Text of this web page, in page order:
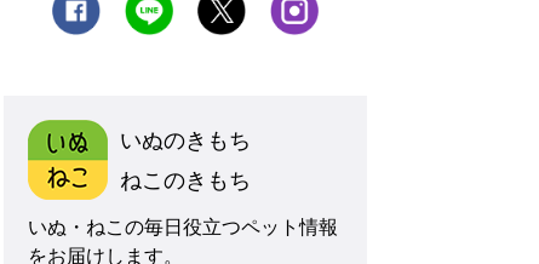
いぬのきもち
ねこのきもち
いぬ・ねこの毎日役立つペット情報
をお届けします。